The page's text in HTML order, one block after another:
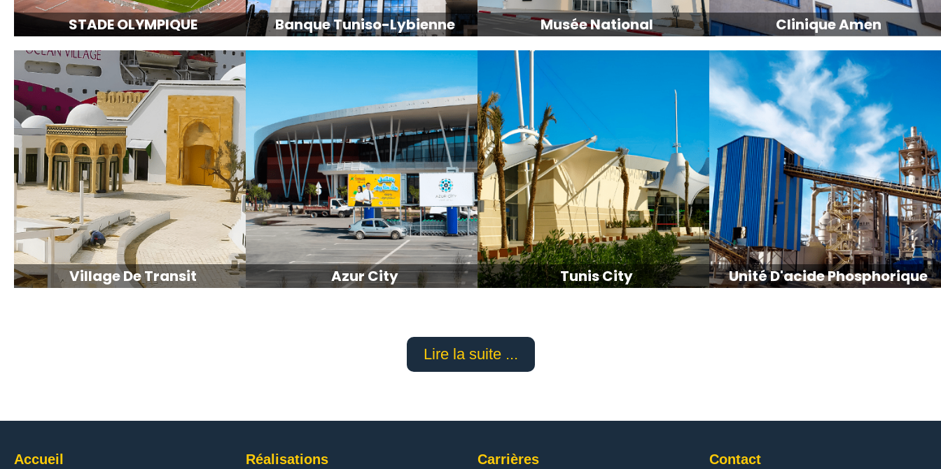
STADE OLYMPIQUE Banque Tuniso-Lybienne Musée National Clinique Amen
Village De Transit Azur City Tunis City Unité D'acide Phosphorique
Lire la suite ...
Accueil Réalisations Carrières Contact